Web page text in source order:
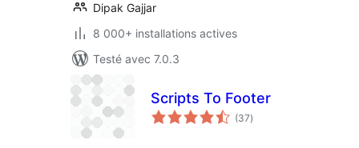
Dipak Gajjar
8 000+ installations actives
Testé avec 7.0.3
Scripts To Footer
(37notes
en
)